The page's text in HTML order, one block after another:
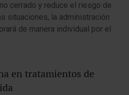
cerrado y reduce el riesgo de
situaciones, la administración
de manera individual por el
en tratamientos de